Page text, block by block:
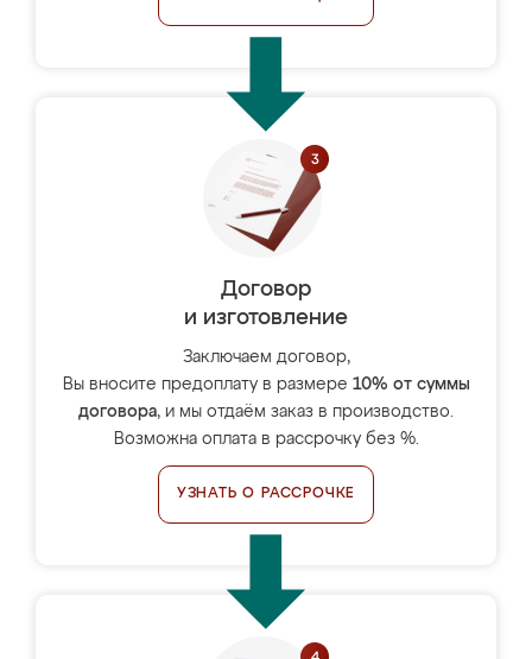
Договор
и изготовление
Заключаем договор,
Вы вносите предоплату в размере 10% от суммы
договора, и мы отдаём заказ в производство.
Возможна оплата в рассрочку без %.
УЗНАТЬ О РАССРОЧКЕ